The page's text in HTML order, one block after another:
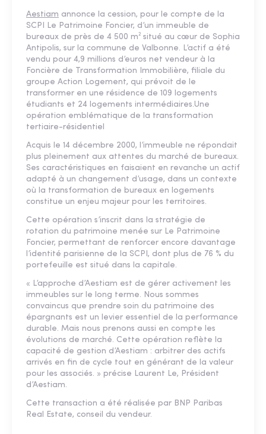
Aestiam annonce la cession, pour le compte de la
SCPI Le Patrimoine Foncier, d’un immeuble de
bureaux de près de 4 500 m² situé au cœur de Sophia
Antipolis, sur la commune de Valbonne. L’actif a été
vendu pour 4,9 millions d’euros net vendeur à la
Foncière de Transformation Immobilière, filiale du
groupe Action Logement, qui prévoit de le
transformer en une résidence de 109 logements
étudiants et 24 logements intermédiaires.Une
opération emblématique de la transformation
tertiaire-résidentiel
Acquis le 14 décembre 2000, l’immeuble ne répondait
plus pleinement aux attentes du marché de bureaux.
Ses caractéristiques en faisaient en revanche un actif
adapté à un changement d’usage, dans un contexte
où la transformation de bureaux en logements
constitue un enjeu majeur pour les territoires.
Cette opération s’inscrit dans la stratégie de
rotation du patrimoine menée sur Le Patrimoine
Foncier, permettant de renforcer encore davantage
l’identité parisienne de la SCPI, dont plus de 76 % du
portefeuille est situé dans la capitale.
« L’approche d’Aestiam est de gérer activement les
immeubles sur le long terme. Nous sommes
convaincus que prendre soin du patrimoine des
épargnants est un levier essentiel de la performance
durable. Mais nous prenons aussi en compte les
évolutions de marché. Cette opération reflète la
capacité de gestion d’Aestiam : arbitrer des actifs
arrivés en fin de cycle tout en générant de la valeur
pour les associés. » précise Laurent Le, Président
d’Aestiam.
Cette transaction a été réalisée par BNP Paribas
Real Estate, conseil du vendeur.